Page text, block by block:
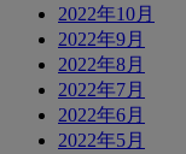
2022年10月
2022年9月
2022年8月
2022年7月
2022年6月
2022年5月